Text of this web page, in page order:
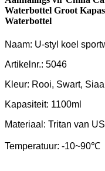
Waterbottel Groot
Waterbottel
Naam: U-styl koel
Artikelnr.: 5046
Kleur: Rooi, Swart,
Kapasiteit: 1100ml
Materiaal: Tritan van
Temperatuur: -10~90℃